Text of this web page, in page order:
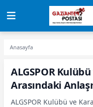
Anasayfa
ALGSPOR
Arasındaki
ALGSPOR Kulübü ve